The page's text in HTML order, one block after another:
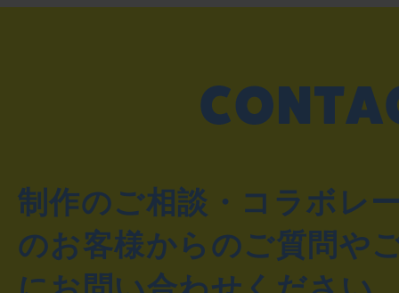
制作のご相談・コラボレ
のお客様からのご質問や